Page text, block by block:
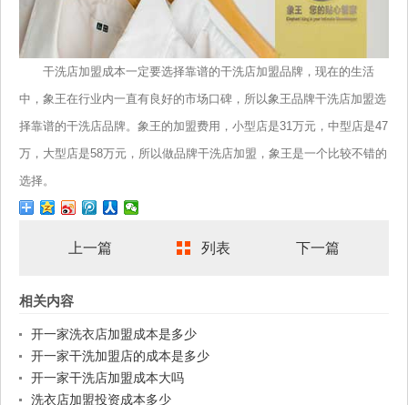
干洗店加盟成本一定要选择靠谱的干洗店加盟品牌，现在的生活
中，象王在行业内一直有良好的市场口碑，所以象王品牌干洗店加盟选
择靠谱的干洗店品牌。象王的加盟费用，小型店是31万元，中型店是47
万，大型店是58万元，所以做品牌干洗店加盟，象王是一个比较不错的
选择。
上一篇 列表 下一篇
相关内容
开一家洗衣店加盟成本是多少
开一家干洗加盟店的成本是多少
开一家干洗店加盟成本大吗
洗衣店加盟投资成本多少